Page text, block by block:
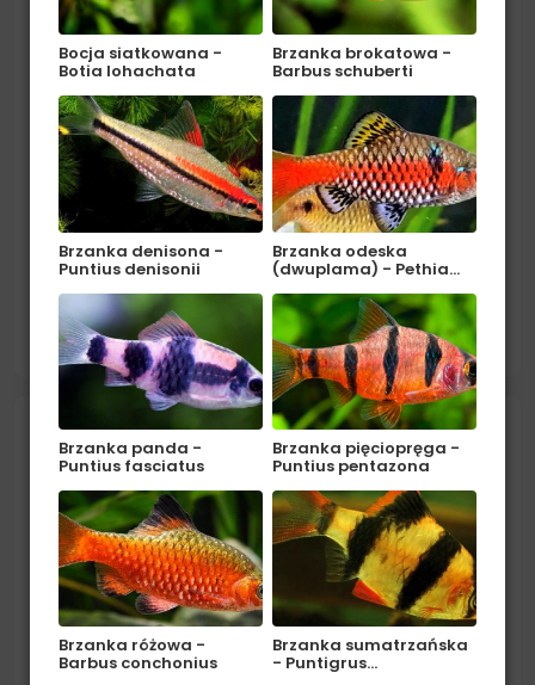
Pochodzenie: Azja (Japonia, Tajwan, Malezja, Filipiny,
płd. Chiny). Środowisko: W naturze zamieszkuje
wartkie tropikalne strumienie i potoki. W akwarium
należy zapewnić temu gatunkowi drobne...
czytaj więcej
Mieczyk jabłkowy - Xiphophorus hellerii
apple
Bocja siatkowana -
Botia lohachata
Brzanka brokatowa -
Barbus schuberti
Brzanka denisona -
Puntius denisonii
Brzanka odeska
(dwuplama) - Pethia…
Brzanka panda -
Puntius fasciatus
Brzanka pięciopręga -
Puntius pentazona
Brzanka różowa -
Barbus conchonius
Brzanka sumatrzańska
- Puntigrus…